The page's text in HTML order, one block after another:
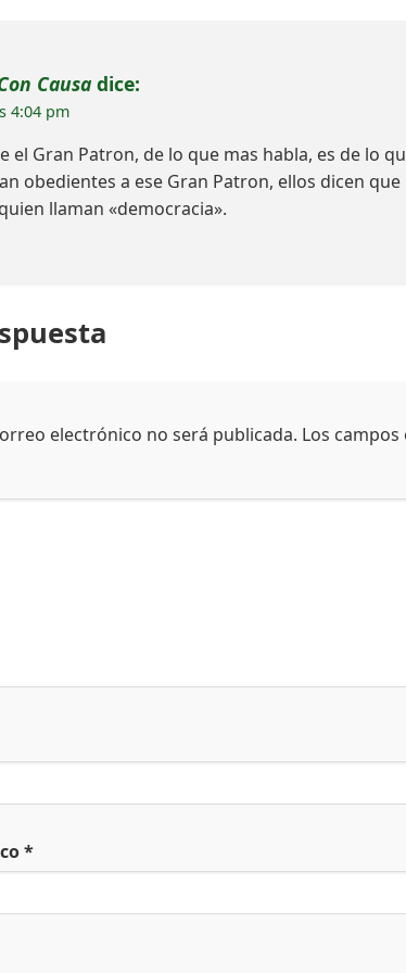
Causa dice:
4:04 pm
el Gran Patron, de lo que mas habla, es de lo
obedientes a ese Gran Patron, ellos dicen
llaman «democracia».
electrónico no será publicada. Los
*